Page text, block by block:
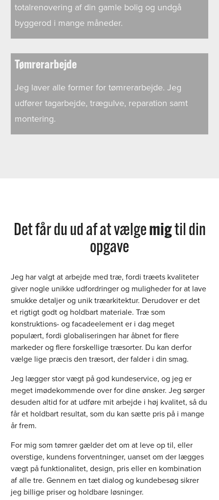
totalrenovering af din gamle bolig og undgå
byggerod i mange måneder.
Tømrerarbejde
Jeg laver alle former for tømrerarbejde. Jeg
udfører tagarbejde, trægulve, reparation samt
montering.
Det får du ud af at vælge migtil din
opgave
Jeg har valgt at arbejde med træ, fordi træets kvaliteter
giver nogle unikke udfordringer og muligheder for at lave
smukke detaljer og unik træarkitektur. Derudover er det
et rigtigt godt og holdbart materiale. Træ som
konstruktions- og facadeelement er i dag meget
populært, fordi globaliseringen har åbnet for flere
markeder og flere forskellige træsorter. Du kan derfor
vælge lige præcis den træsort, der falder i din smag.
Jeg lægger stor vægt på god kundeservice, og jeg er
meget imødekommende over for dine ønsker. Jeg sørger
desuden altid for at udføre mit arbejde i høj kvalitet, så du
får et holdbart resultat, som du kan sætte pris på i mange
år frem.
For mig som tømrer gælder det om at leve op til, eller
overstige, kundens forventninger, uanset om der lægges
vægt på funktionalitet, design, pris eller en kombination
af alle tre. Gennem en tæt dialog og kundebesøg sikrer
jeg billige priser og holdbare løsninger.